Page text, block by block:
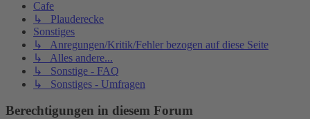
Cafe
↳ Plauderecke
Sonstiges
↳ Anregungen/Kritik/Fehler bezogen auf diese Seite
↳ Alles andere...
↳ Sonstige - FAQ
↳ Sonstiges - Umfragen
Berechtigungen in diesem Forum